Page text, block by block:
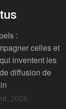
:
celles et
inventent les
diffusion de
2026